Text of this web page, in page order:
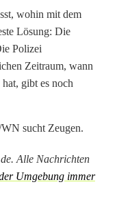
wohin mit dem
Lösung: Die
Polizei
Zeitraum, wann
gibt es noch
sucht Zeugen.
Alle Nachrichten
Umgebung immer